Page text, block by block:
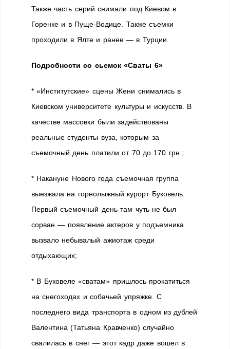
Также часть серий снимали под Киевом в
Горенке и в Пуще-Водице. Также съемки
проходили в Ялте и ранее — в Турции.
Подробности со сьемок «Сваты 6»
* «Институтские» сцены Жени снимались в
Киевском университете культуры и искусств. В
качестве массовки были задействованы
реальные студенты вуза, которым за
съемочный день платили от 70 до 170 грн.;
* Накануне Нового года съемочная группа
выезжала на горнолыжный курорт Буковель.
Первый съемочный день там чуть не был
сорван — появление актеров у подъемника
вызвало небывалый ажиотаж среди
отдыхающих;
* В Буковеле «сватам» пришлось прокатиться
на снегоходах и собачьей упряжке. С
последнего вида транспорта в одном из дублей
Валентина (Татьяна Кравченко) случайно
свалилась в снег — этот кадр даже вошел в